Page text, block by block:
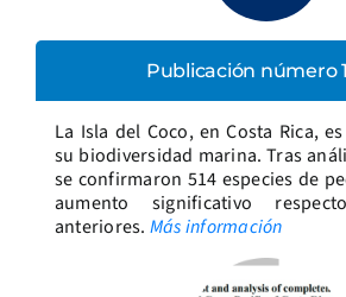
Publicación número
La Isla del Coco, en Costa Rica,
su biodiversidad marina. Tras
se confirmaron 514 especies de
aumento significativo
anteriores. Más información